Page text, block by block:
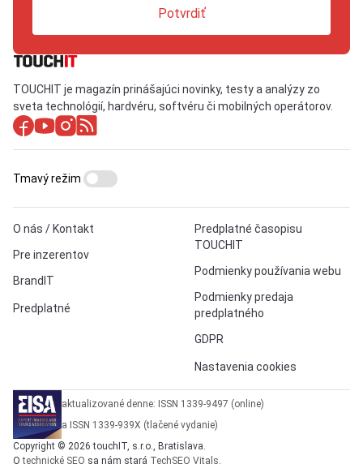
Potvrdiť
TOUCHIT je magazín prinášajúci novinky, testy a analýzy zo
sveta technológií, hardvéru, softvéru či mobilných operátorov.
O nás / Kontakt
Pre inzerentov
BrandIT
Predplatné
Predplatné časopisu
TOUCHIT
Podmienky používania webu
Podmienky predaja
predplatného
GDPR
Nastavenia cookies
Tmavý režim
aktualizované denne: ISSN 1339-9497 (online)
a ISSN 1339-939X (tlačené vydanie)
Copyright © 2026 touchIT, s.r.o., Bratislava.
Otechnické SEO sa nám stará TechSEO Vitals.